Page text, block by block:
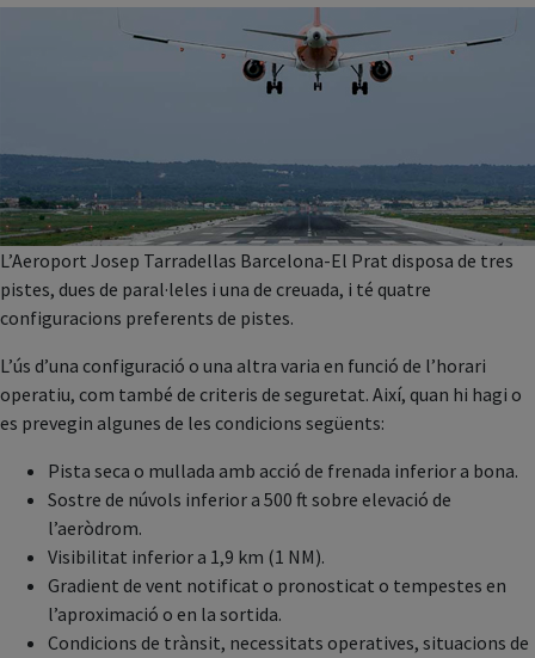
L’Aeroport Josep Tarradellas Barcelona-El Prat disposa de tres
pistes, dues de paral·leles i una de creuada, i té quatre
configuracions preferents de pistes.
L’ús d’una configuració o una altra varia en funció de l’horari
operatiu, com també de criteris de seguretat. Així, quan hi hagi o
es prevegin algunes de les condicions següents:
Pista seca o mullada amb acció de frenada inferior a bona.
Sostre de núvols inferior a 500 ft sobre elevació de
l’aeròdrom.
Visibilitat inferior a 1,9 km (1 NM).
Gradient de vent notificat o pronosticat o tempestes en
l’aproximació o en la sortida.
Condicions de trànsit, necessitats operatives, situacions de